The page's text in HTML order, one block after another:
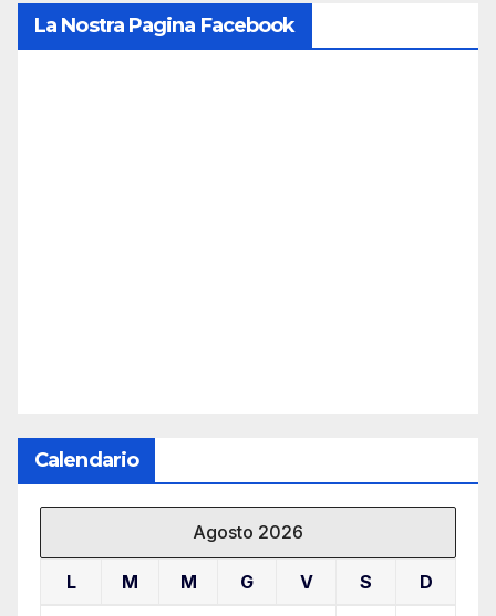
La Nostra Pagina Facebook
Calendario
Agosto 2026
L M M G V S D